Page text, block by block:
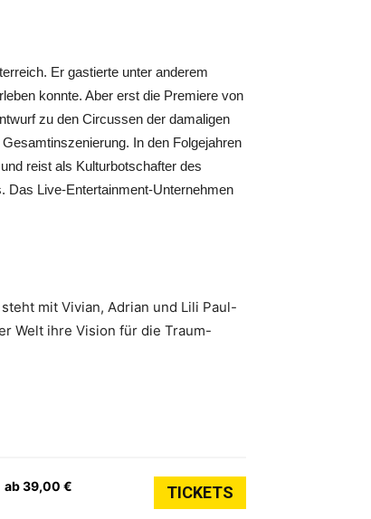
Er gastierte unter anderem
konnte. Aber erst die Premiere von
zu den Circussen der damaligen
In den Folgejahren
reist als Kulturbotschafter des
Das Live-Entertainment-Unternehmen
mit Vivian, Adrian und Lili Paul-
Welt ihre Vision für die Traum-
ab 39,00 € TICKETS